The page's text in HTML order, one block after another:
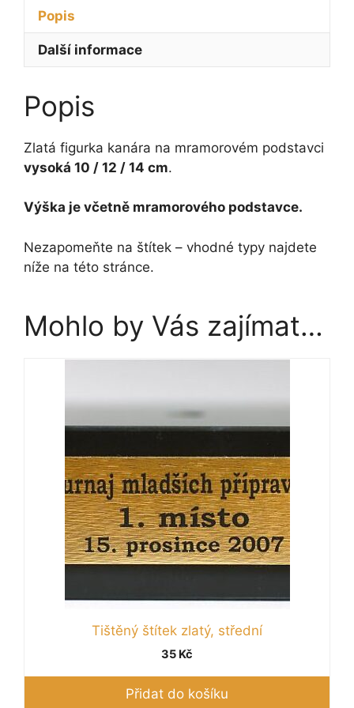
množství
Popis
Další informace
Popis
Zlatá figurka kanára na mramorovém podstavci
vysoká 10 / 12 / 14 cm.
Výška je včetně mramorového podstavce.
Nezapomeňte na štítek – vhodné typy najdete
níže na této stránce.
Mohlo by Vás zajímat…
Tištěný štítek zlatý, střední
35 Kč
Přidat do košíku